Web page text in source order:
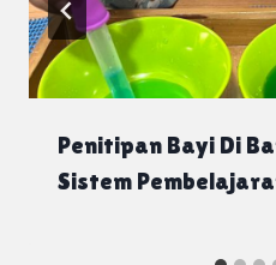
Penitipan Bayi Di
Sistem